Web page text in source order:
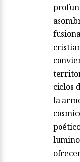
ciclos
la